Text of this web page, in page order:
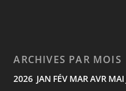
ARCHIVES PAR MOIS
2026 JAN FÉV MARAVR MAI